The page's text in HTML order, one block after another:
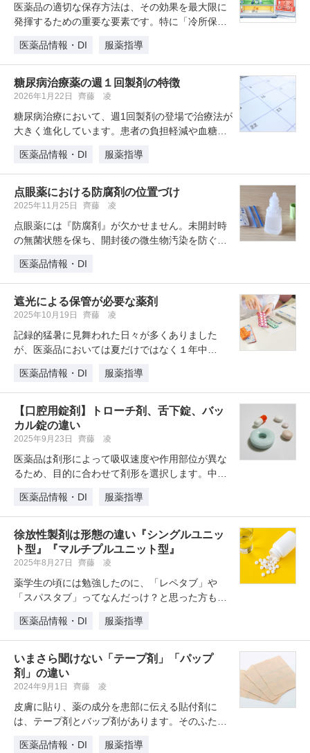
医薬品の適切な保存方法は、その効果を最大限に
発揮するための重要な要素です。特に「冷所保
医薬品情報・DI
服薬指導
糖尿病治療薬の週１回製剤の特徴
2026年1月22日 齊藤 凌
糖尿病治療において、週1回製剤の登場で治療法が
大きく進化しています。患者の負担軽減や血糖管
医薬品情報・DI
服薬指導
点眼薬における防腐剤の位置づけ
2025年11月25日 齊藤 凌
点眼薬には『防腐剤』が欠かせません。未開封時
の無菌状態を保ち、開封後の微生物汚染を防ぐこ
医薬品情報・DI
遮光による保管が必要な薬剤
2025年10月19日 齊藤 凌
記録的猛暑に見舞われた日々が多くありました
が、医薬品においては夏だけではなく１年中
医薬品情報・DI
服薬指導
【口腔用錠剤】トローチ剤、舌下錠、バッ
カル錠の違い
2025年9月23日 齊藤 凌
医薬品は剤形によって吸収速度や作用部位が異な
るため、目的に合わせて剤形を選択します。中で
医薬品情報・DI
服薬指導
徐放性製剤は形態の違い『シングルユニッ
ト型』『マルチプルユニット型』
2025年8月27日 齊藤 凌
薬学生の頃には勉強したのに、「レペタブ」や
「スパスタブ」ってなんだっけ？と思った方も多
医薬品情報・DI
服薬指導
いまさら聞けない「テープ剤」「パップ
剤」の違い
2024年9月1日 齊藤 凌
皮膚に貼り、薬の成分を患部に伝える貼付剤に
は、テープ剤とバップ剤があります。そのふたつ
医薬品情報・DI
服薬指導